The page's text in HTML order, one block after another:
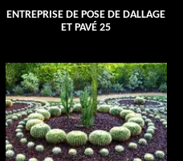
ENTREPRISE DE POSE DE DALLAGE
ET PAVÉ 25